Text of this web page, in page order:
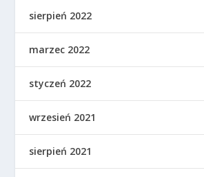
sierpień 2022
marzec 2022
styczeń 2022
wrzesień 2021
sierpień 2021